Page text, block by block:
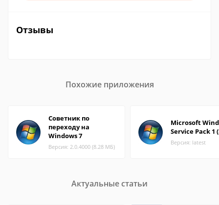
Отзывы
Похожие приложения
Советник по
переходу на
Windows 7
Версия: 2.0.4000 (8.28 МБ)
Microsoft
Service Pack 1
Версия: latest
Актуальные статьи